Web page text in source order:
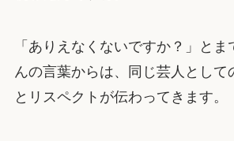
「ありえなくないですか？」とま
んの言葉からは、同じ芸人として
とリスペクトが伝わってきます。